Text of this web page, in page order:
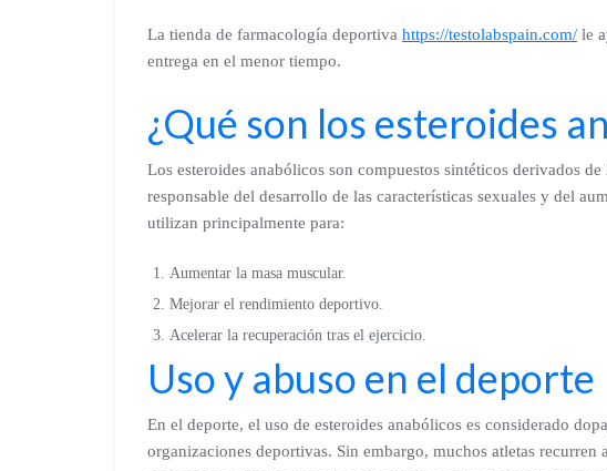
La tienda de farmacología deportiva https://testolabspain.com/ le
entrega en el menor tiempo.
¿Qué son los esteroides
Los esteroides anabólicos son compuestos sintéticos derivados
responsable del desarrollo de las características sexuales y del
utilizan principalmente para:
Aumentar la masa muscular.
Mejorar el rendimiento deportivo.
Acelerar la recuperación tras el ejercicio.
Uso y abuso en el deporte
En el deporte, el uso de esteroides anabólicos es considerado
organizaciones deportivas. Sin embargo, muchos atletas recurren